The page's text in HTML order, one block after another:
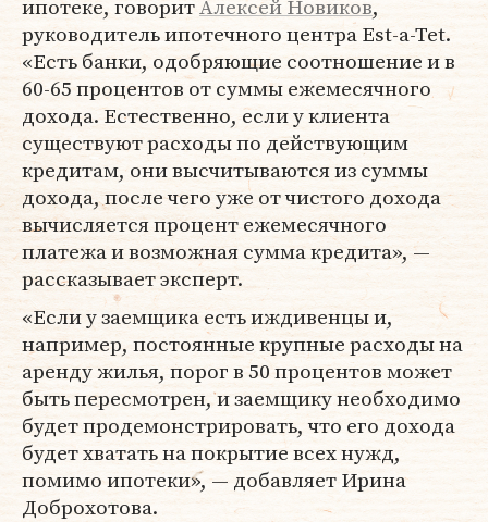
ипотеке, говоритАлексей Новиков,
руководитель ипотечного центра Est-a-Tet.
«Есть банки, одобряющие соотношение и в
60-65 процентов от суммы ежемесячного
дохода. Естественно, если у клиента
существуют расходы по действующим
кредитам, они высчитываются из суммы
дохода, после чего уже от чистого дохода
вычисляется процент ежемесячного
платежа и возможная сумма кредита», —
рассказывает эксперт.
«Если у заемщика есть иждивенцы и,
например, постоянные крупные расходы на
аренду жилья, порог в 50 процентов может
быть пересмотрен, и заемщику необходимо
будет продемонстрировать, что его дохода
будет хватать на покрытие всех нужд,
помимо ипотеки», — добавляет Ирина
Доброхотова.